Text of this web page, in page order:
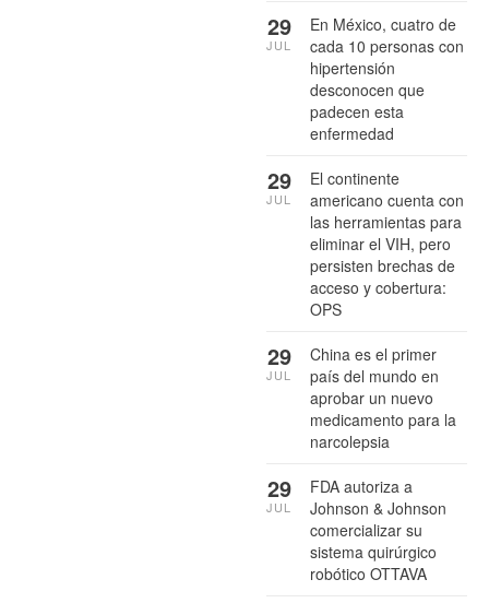
En México, cuatro de
cada 10 personas con
hipertensión
desconocen que
padecen esta
enfermedad
29
JUL
El continente
americano cuenta con
las herramientas para
eliminar el VIH, pero
persisten brechas de
acceso y cobertura:
OPS
29
JUL
China es el primer
país del mundo en
aprobar un nuevo
medicamento para la
narcolepsia
29
JUL
FDA autoriza a
Johnson & Johnson
comercializar su
sistema quirúrgico
robótico OTTAVA
29
JUL